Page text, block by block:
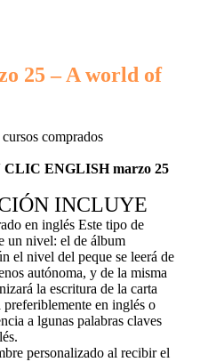
25 – A world of
comprados
CLIC ENGLISH marzo 25
INCLUYE
en inglés Este tipo de
un nivel: el de álbum
el nivel del peque se leerá de
autónoma, y de la misma
la escritura de la carta
preferiblemente en inglés o
a lgunas palabras claves
personalizado al recibir el